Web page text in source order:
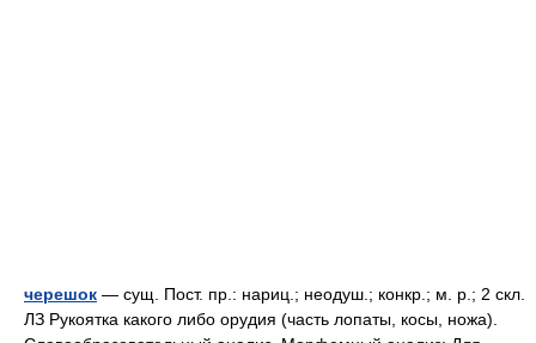
черешок — сущ. Пост. пр.: нариц.; неодуш.; конкр.; м. р.; 2 скл.
ЛЗ Рукоятка какого либо орудия (часть лопаты, косы, ножа).